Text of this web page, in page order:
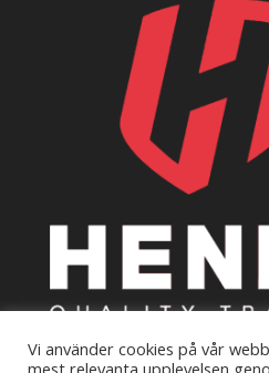
Vi använder cookies på vår
mest relevanta upplevelsen